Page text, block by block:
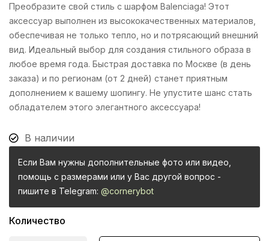
Преобразите свой стиль с шарфом Balenciaga! Этот
аксессуар выполнен из высококачественных материалов,
обеспечивая не только тепло, но и потрясающий внешний
вид. Идеальный выбор для создания стильного образа в
любое время года. Быстрая доставка по Москве (в день
заказа) и по регионам (от 2 дней) станет приятным
дополнением к вашему шопингу. Не упустите шанс стать
обладателем этого элегантного аксессуара!
В наличии
Если Вам нужны дополнительные фото или видео,
помощь с размерами или у Вас другой вопрос -
пишите в Telegram: @cornerybot
Количество